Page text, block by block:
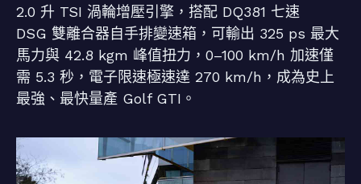
2.0 升 TSI 渦輪增壓引擎，搭配 DQ381 七速
DSG 雙離合器自手排變速箱，可輸出 325 ps 最大
馬力與 42.8 kgm 峰值扭力，0–100 km/h 加速僅
需 5.3 秒，電子限速極速達 270 km/h，成為史上
最強、最快量產 Golf GTI。